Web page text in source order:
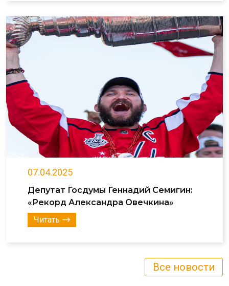
07.04.2025
Депутат Госдумы Геннадий Семигин:
«Рекорд Александра Овечкина»
Читать
Все новости